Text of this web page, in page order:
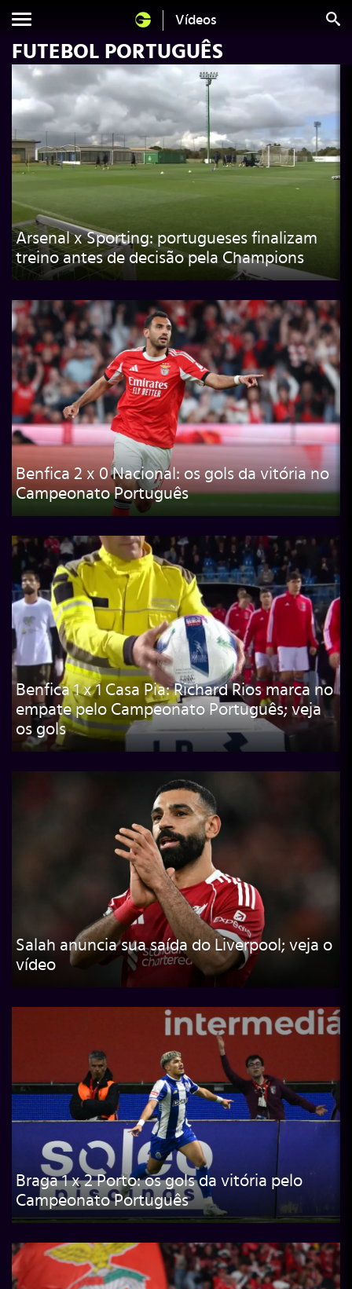
Vídeos
FUTEBOL PORTUGUÊS
Arsenal x Sporting: portugueses finalizam
treino antes de decisão pela Champions
Benfica 2 x 0 Nacional: os gols da vitória no
Campeonato Português
Benfica 1 x 1 Casa Pia: Richard Rios marca no
empate pelo Campeonato Português; veja
os gols
Salah anuncia sua saída do Liverpool; veja o
vídeo
Braga 1 x 2 Porto: os gols da vitória pelo
Campeonato Português